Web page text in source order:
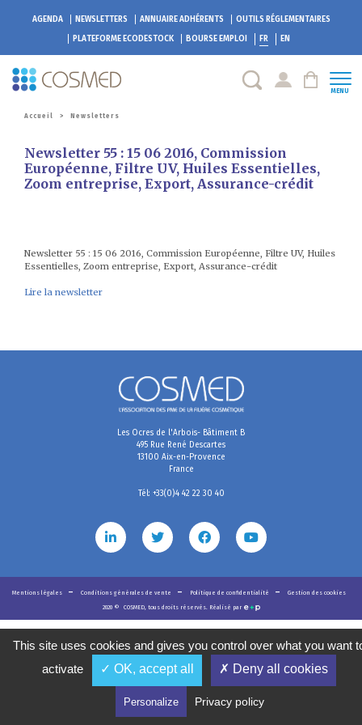
AGENDA NEWSLETTERS ANNUAIRE ADHÉRENTS
OUTILS RÉGLEMENTAIRES
PLATEFORME ECODESTOCK BOURSE EMPLOI FR EN
MENU
Accueil > Newsletters
Newsletter 55 : 15 06 2016, Commission
Européenne, Filtre UV, Huiles Essentielles,
Zoom entreprise, Export, Assurance-crédit
Newsletter 55 : 15 06 2016, Commission Européenne, Filtre UV, Huiles
Essentielles, Zoom entreprise, Export, Assurance-crédit
Lire la newsletter
Les Ocres de l'Arbois- Bâtiment B
495 Rue René Descartes
13100 Aix-en-Provence
France
Tél: +33(0)4 42 22 30 40
Mentions légales Conditions générales de vente Politique de confidentialité
Gestion des cookies
2020 © COSMED, tous droits réservés. Réalisé par
This site uses cookies and gives you control over what you want
activate
✓ OK, accept all ✗ Deny all cookies
Personalize Privacy policy